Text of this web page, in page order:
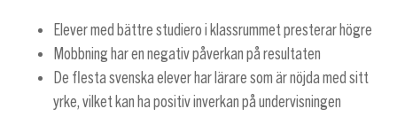
Elever med bättre studiero i klassrummet presterar högre
Mobbning har en negativ påverkan på resultaten
De flesta svenska elever har lärare som är nöjda med sitt
yrke, vilket kan ha positiv inverkan på undervisningen